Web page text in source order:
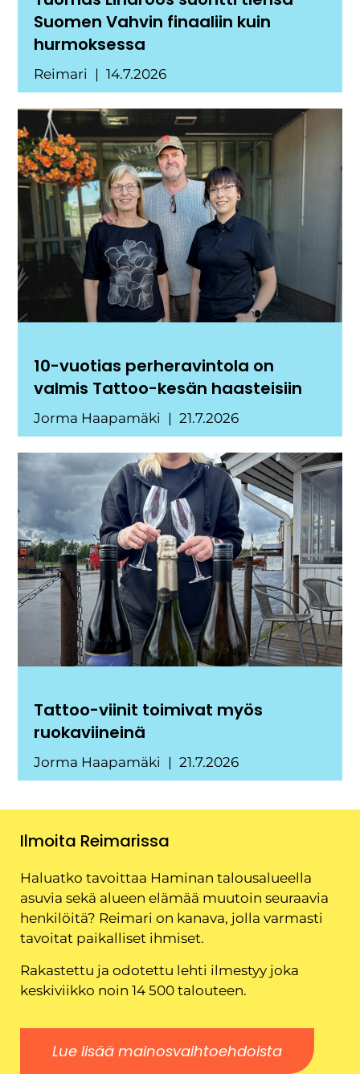
Suomen Vahvin finaaliin kuin
hurmoksessa
Reimari 14.7.2026
10-vuotias perheravintola on
valmis Tattoo-kesän haasteisiin
Jorma Haapamäki 21.7.2026
Tattoo-viinit toimivat myös
ruokaviineinä
Jorma Haapamäki 21.7.2026
Ilmoita Reimarissa
Haluatko tavoittaa Haminan talousalueella
asuvia sekä alueen elämää muutoin seuraavia
henkilöitä? Reimari on kanava, jolla varmasti
tavoitat paikalliset ihmiset.
Rakastettu ja odotettu lehti ilmestyy joka
keskiviikko noin 14 500 talouteen.
Lue lisää mainosvaihtoehdoista